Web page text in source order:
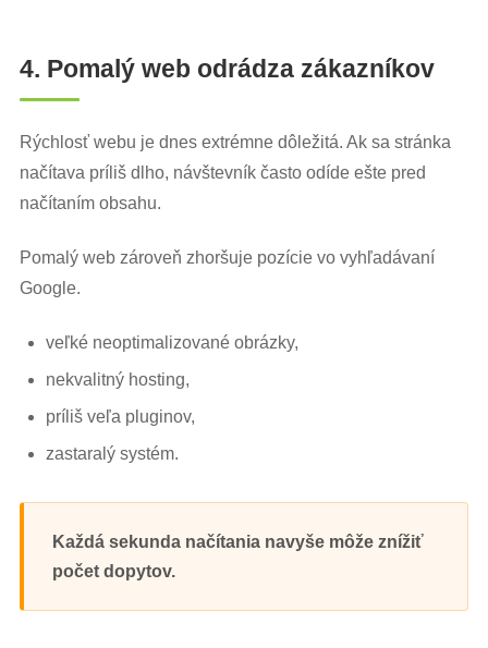
4. Pomalý web odrádza zákazníkov
Rýchlosť webu je dnes extrémne dôležitá. Ak sa stránka
načítava príliš dlho, návštevník často odíde ešte pred
načítaním obsahu.
Pomalý web zároveň zhoršuje pozície vo vyhľadávaní
Google.
veľké neoptimalizované obrázky,
nekvalitný hosting,
príliš veľa pluginov,
zastaralý systém.
Každá sekunda načítania navyše môže znížiť
počet dopytov.